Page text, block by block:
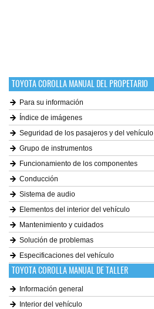
TOYOTA COROLLA MANUAL DEL PROPETARIO
Para su información
Índice de imágenes
Seguridad de los pasajeros y del vehículo
Grupo de instrumentos
Funcionamiento de los componentes
Conducción
Sistema de audio
Elementos del interior del vehículo
Mantenimiento y cuidados
Solución de problemas
Especificaciones del vehículo
TOYOTA COROLLA MANUAL DE TALLER
Información general
Interior del vehículo